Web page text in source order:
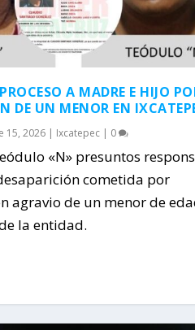
A MADRE E HIJO
DE UN MENOR EN
15, 2026| Ixcatepec| 0
«N» presuntos
cometida por
agravio de un menor de
la entidad.